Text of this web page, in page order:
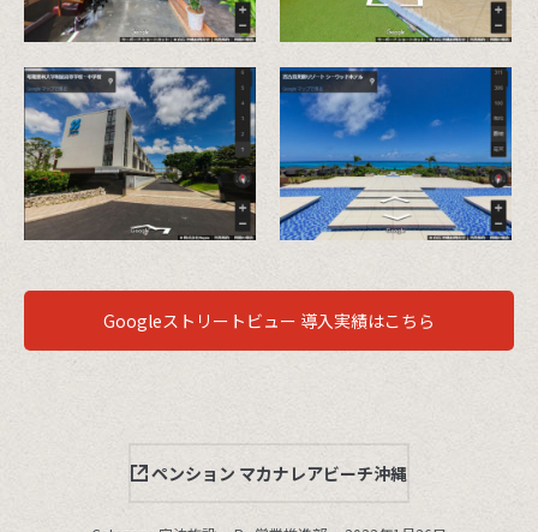
Googleストリートビュー 導入実績はこちら
ペンション マカナレアビーチ沖縄